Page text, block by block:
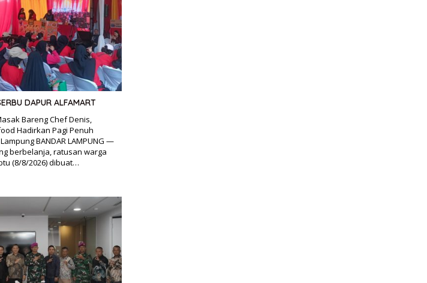
DAPUR ALFAMART
Bareng Chef Denis,
Hadirkan Pagi Penuh
BANDAR LAMPUNG —
berbelanja, ratusan warga
(8/8/2026) dibuat…